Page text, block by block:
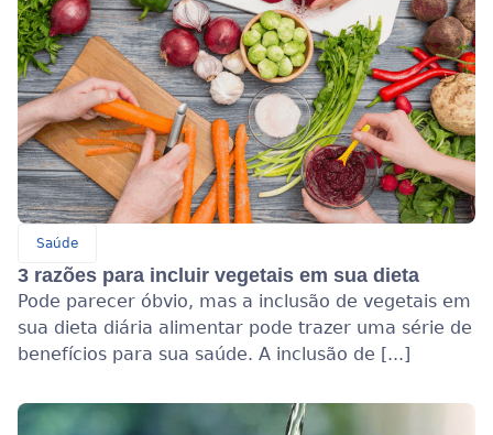
Saúde
3 razões para incluir vegetais em sua dieta
Pode parecer óbvio, mas a inclusão de vegetais em
sua dieta diária alimentar pode trazer uma série de
benefícios para sua saúde. A inclusão de [...]